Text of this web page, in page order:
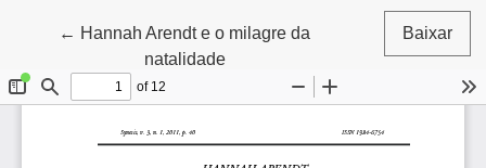
← Voltar aos Detalhes do Artigo
Hannah Arendt e o milagre da
natalidade
Baixar